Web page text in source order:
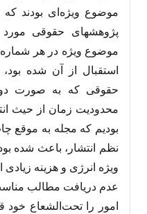
پژوهشهای حقوقی مورد
موضوع ویژه در هر
استقبال از آن شده
حقوقی که به صورت
محدودیت زمان از حیث
بودیم که مجله به موقع
نظم انتشار، باعث شده
ویژه انرژی و هزینه زیادی
عدم دریافت مطالب
امور را تحت‌الشعاع خود